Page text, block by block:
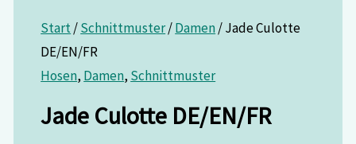
Start/Schnittmuster/Damen/ Jade Culotte
DE/EN/FR
Hosen, Damen, Schnittmuster
Jade Culotte DE/EN/FR